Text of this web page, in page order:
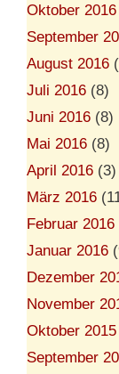
Oktober 2016
September
August 2016
Juli 2016 (8)
Juni 2016 (8)
Mai 2016 (8)
April 2016 (3)
März 2016
Februar 2016
Januar 2016
Dezember
November
Oktober 2015
September